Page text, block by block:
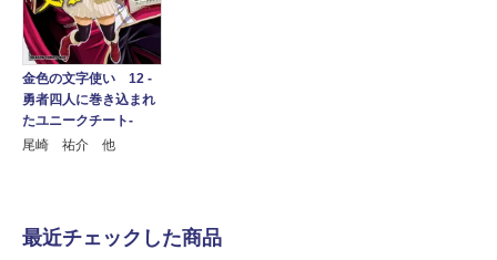
金色の文字使い 12 ‐
勇者四人に巻き込まれ
たユニークチート‐
尾崎 祐介 他
最近チェックした商品